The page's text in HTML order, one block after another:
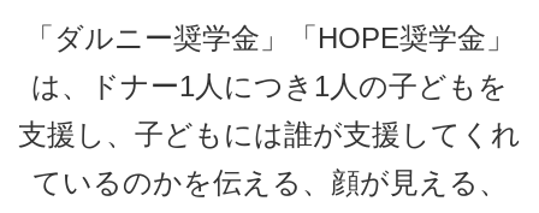
「ダルニー奨学金」「HOPE奨学金」
は、ドナー1人につき1人の子どもを
支援し、子どもには誰が支援してくれ
ているのかを伝える、顔が見える、